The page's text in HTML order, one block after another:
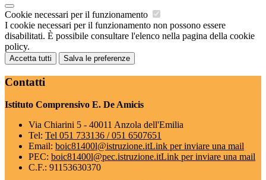
Cookie necessari per il funzionamento
I cookie necessari per il funzionamento non possono essere
disabilitati. È possibile consultare l'elenco nella pagina della cookie
policy.
Accetta tutti Salva le preferenze
Contatti
Istituto Comprensivo E. De Amicis
Via Chiarini 5 - 40011 Anzola dell'Emilia
Tel: Tel 051 733136 / 051 6507651
Email: boic81400l@istruzione.itLink per inviare una mail
PEC: boic81400l@pec.istruzione.itLink per inviare una mail
C.F.: 91153630370